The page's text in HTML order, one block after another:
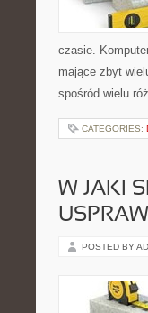
czasie.
mające zbyt
spośród wielu
CATEGORIES:
W JAKI
POSTED BY